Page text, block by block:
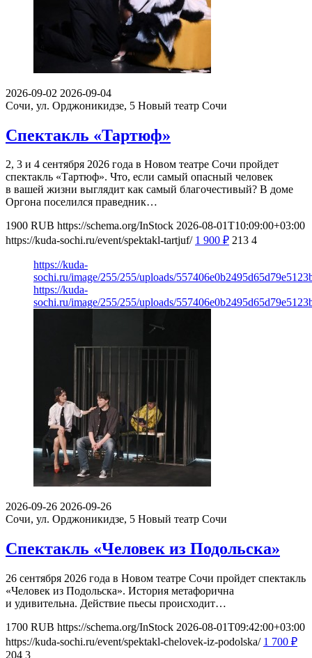
2026-09-02 2026-09-04
Сочи, ул. Орджоникидзе, 5 Новый театр Сочи
Спектакль «Тартюф»
2, 3 и 4 сентября 2026 года в Новом театре Сочи пройдет
спектакль «Тартюф». Что, если самый опасный человек
в вашей жизни выглядит как самый благочестивый? В доме
Оргона поселился праведник…
1900 RUB https://schema.org/InStock 2026-08-01T10:09:00+03:00
https://kuda-sochi.ru/event/spektakl-tartjuf/ 1 900 ₽ 213 4
https://kuda-
sochi.ru/image/255/255/uploads/
https://kuda-
sochi.ru/image/255/255/uploads/
2026-09-26 2026-09-26
Сочи, ул. Орджоникидзе, 5 Новый театр Сочи
Спектакль «Человек из Подольска»
26 сентября 2026 года в Новом театре Сочи пройдет спектакль
«Человек из Подольска». История метафорична
и удивительна. Действие пьесы происходит…
1700 RUB https://schema.org/InStock 2026-08-01T09:42:00+03:00
https://kuda-sochi.ru/event/spektakl-chelovek-iz-podolska/ 1 700 ₽
204 3